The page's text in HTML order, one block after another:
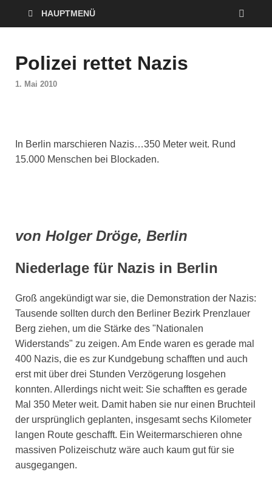
HAUPTMENÜ
Polizei rettet Nazis
1. Mai 2010
In Berlin marschieren Nazis…350 Meter weit. Rund
15.000 Menschen bei Blockaden.
von Holger Dröge, Berlin
Niederlage für Nazis in Berlin
Groß angekündigt war sie, die Demonstration der Nazis:
Tausende sollten durch den Berliner Bezirk Prenzlauer
Berg ziehen, um die Stärke des "Nationalen
Widerstands" zu zeigen. Am Ende waren es gerade mal
400 Nazis, die es zur Kundgebung schafften und auch
erst mit über drei Stunden Verzögerung losgehen
konnten. Allerdings nicht weit: Sie schafften es gerade
Mal 350 Meter weit. Damit haben sie nur einen Bruchteil
der ursprünglich geplanten, insgesamt sechs Kilometer
langen Route geschafft. Ein Weitermarschieren ohne
massiven Polizeischutz wäre auch kaum gut für sie
ausgegangen.